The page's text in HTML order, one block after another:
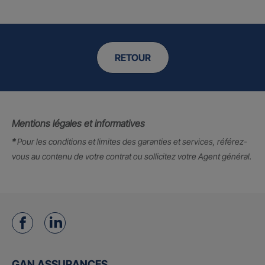
RETOUR
Mentions légales et informatives
*Pour les conditions et limites des garanties et services, référez-
vous au contenu de votre contrat ou sollicitez votre Agent général.